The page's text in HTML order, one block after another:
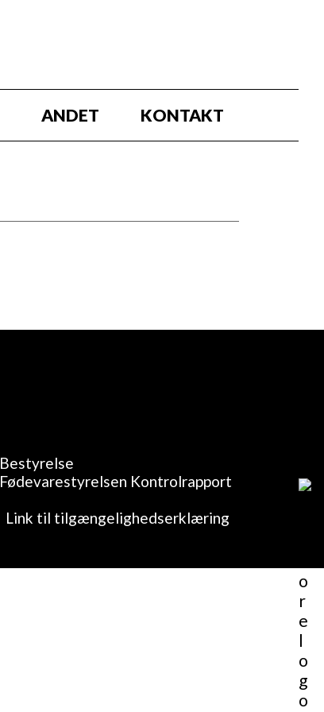
ANDET KONTAKT
Bestyrelse
Fødevarestyrelsen Kontrolrapport
Link til tilgængelighedserklæring